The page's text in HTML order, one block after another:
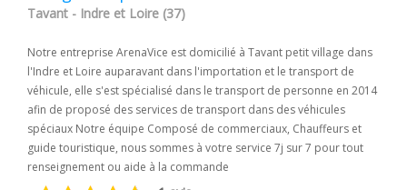
Tavant - Indre et Loire (37)
Notre entreprise ArenaVice est domicilié à Tavant petit village dans
l'Indre et Loire auparavant dans l'importation et le transport de
véhicule, elle s'est spécialisé dans le transport de personne en 2014
afin de proposé des services de transport dans des véhicules
spéciaux Notre équipe Composé de commerciaux, Chauffeurs et
guide touristique, nous sommes à votre service 7j sur 7 pour tout
renseignement ou aide à la commande